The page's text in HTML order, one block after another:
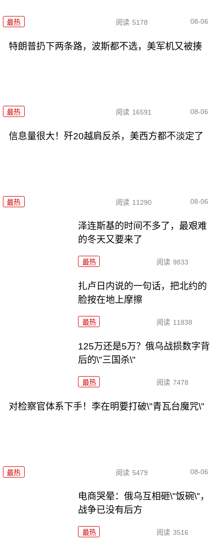
最热 阅读 5178 08-06
特朗普扔下两条路，波斯都不选，美军机又被揍
最热 阅读 16591 08-06
信息量很大！歼20越肩反杀，美西方都不淡定了
最热 阅读 11290 08-06
泽连斯基的时间不多了，最艰难
的冬天又要来了
最热 阅读 9833
扎卢日内说的一句话，把北约的
脸按在地上摩擦
最热 阅读 11838
125万还是5万？俄乌战损数字背
后的\"三国杀\"
最热 阅读 7478
对检察官体系下手！李在明要打破\"青瓦台魔咒\"
最热 阅读 5479 08-06
电商哭晕：俄乌互相砸\"饭碗\"，
战争已没有后方
最热 阅读 3516